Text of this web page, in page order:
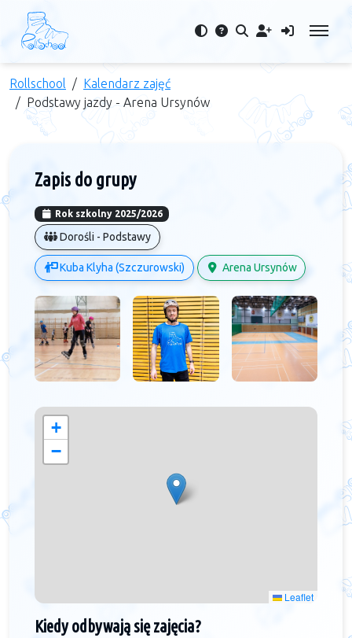
Rollschool
Kalendarz zajęć
Podstawy jazdy - Arena Ursynów
Zapis do grupy
Rok szkolny 2025/2026
Dorośli - Podstawy
Kuba Klyha (Szczurowski) Arena Ursynów
+
−
Leaflet
Kiedy odbywają się zajęcia?